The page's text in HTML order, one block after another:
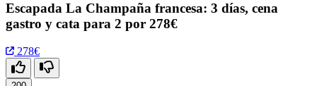
Escapada La Champaña francesa: 3 días, cena
gastro y cata para 2 por 278€
278€